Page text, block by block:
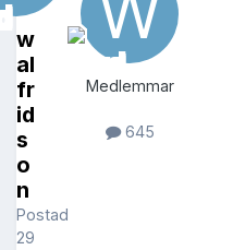
w
al
fr
id
s
o
n
Postad
29
Medlemmar
645